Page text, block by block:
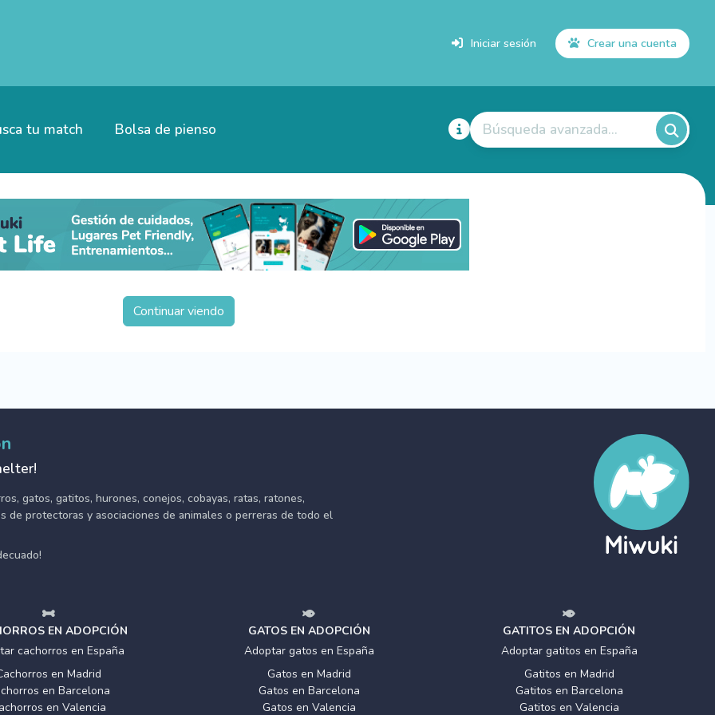
Iniciar sesión Crear una cuenta
tu match Bolsa de pienso Búsqueda avanzada...
Continuar viendo
gatos, gatitos, hurones, conejos, cobayas, ratas, ratones,
de protectoras y asociaciones de animales o perreras de todo el
EN ADOPCIÓN
cachorros en España
en Madrid
en Barcelona
en Valencia
GATOS EN ADOPCIÓN
Adoptar gatos en España
Gatos en Madrid
Gatos en Barcelona
Gatos en Valencia
GATITOS EN ADOPCIÓN
Adoptar gatitos en España
Gatitos en Madrid
Gatitos en Barcelona
Gatitos en Valencia